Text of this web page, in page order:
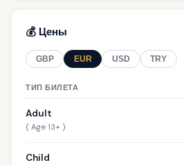
💰 Цены
GBP EUR USD TRY
ТИП БИЛЕТА
Adult
( Age 13+ )
Child